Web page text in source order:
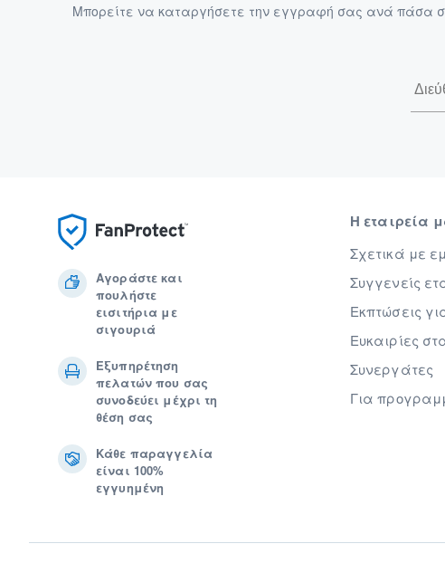
Μπορείτε να καταργήσετε την εγγραφή σας ανά πάσα
Αγοράστε και
πουλήστε
εισιτήρια με
σιγουριά
Εξυπηρέτηση
πελατών που σας
συνοδεύει μέχρι τη
θέση σας
Κάθε παραγγελία
είναι 100%
εγγυημένη
Η εταιρεία
Σχετικά με
Συγγενείς
Εκπτώσεις
Ευκαιρίες
Συνεργάτες
Για